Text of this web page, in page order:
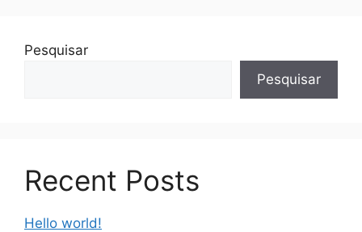
Pesquisar
Pesquisar
Recent Posts
Hello world!